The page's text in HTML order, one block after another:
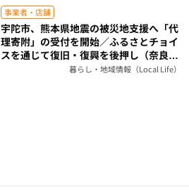
事業者・店舗
宇陀市、熊本県地震の被災地支援へ「代
理寄附」の受付を開始／ふるさとチョイ
スを通じて復旧・復興を後押し（奈良
暮らし・地域情報（Local Life）